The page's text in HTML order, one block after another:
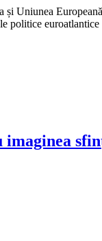
Uniunea
politice
imaginea